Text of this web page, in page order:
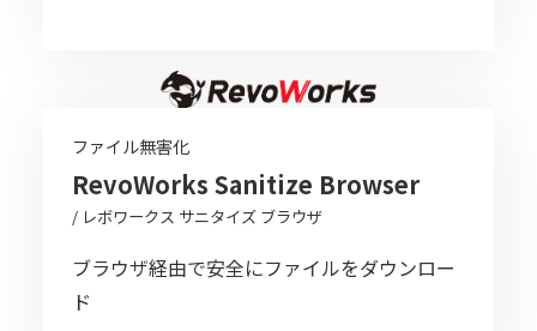
ファイル無害化
RevoWorks Sanitize Browser
/ レボワークス サニタイズ ブラウザ
ブラウザ経由で安全にファイルをダウンロー
ド